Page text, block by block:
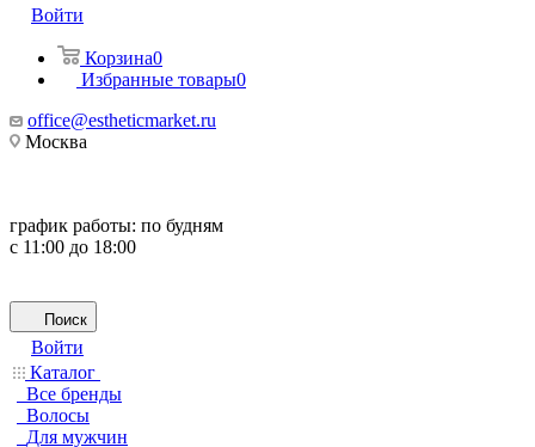
Войти
Корзина0
Избранные товары0
office@estheticmarket.ru
Москва
график работы: по будням
с 11:00 до 18:00
Поиск
Войти
Каталог
Все бренды
Волосы
Для мужчин